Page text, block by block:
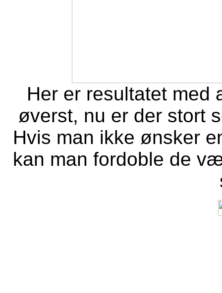
Her er resultatet
øverst, nu er der stort
Hvis man ikke ønsker
kan man fordoble de